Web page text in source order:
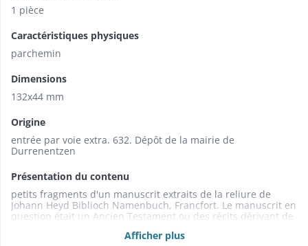
1 pièce
Caractéristiques physiques
parchemin
Dimensions
132x44 mm
Origine
entrée par voie extra. 632. Dépôt de la mairie de
Durrenentzen
Présentation du contenu
petits fragments d'un manuscrit extraits de la reliure de
Johann Heyd Biblioch Namenbuch, Francfort. Le manuscrit en
question était un Ancien Testament ou des récits dérivant de
relevés : Thamar, Judas Madianites, Chananeus, Galaad,
Afficher plus